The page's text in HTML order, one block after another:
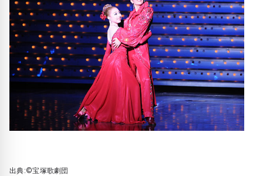
出典:©宝塚歌劇団